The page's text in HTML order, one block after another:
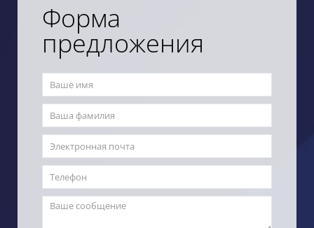
Форма
предложения